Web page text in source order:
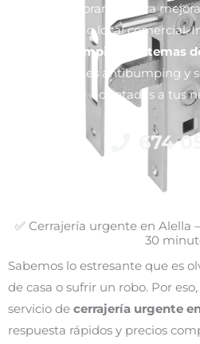
Te asesoramos para
vivienda o local comercial.
anti-bumping, sistemas
bombines antibumping y
adaptadas a tus
674
✅ Cerrajería urgente en Alella
30
Sabemos lo estresante que es
de casa o sufrir un robo. Por
servicio de cerrajería urgente
respuesta rápidos y precios